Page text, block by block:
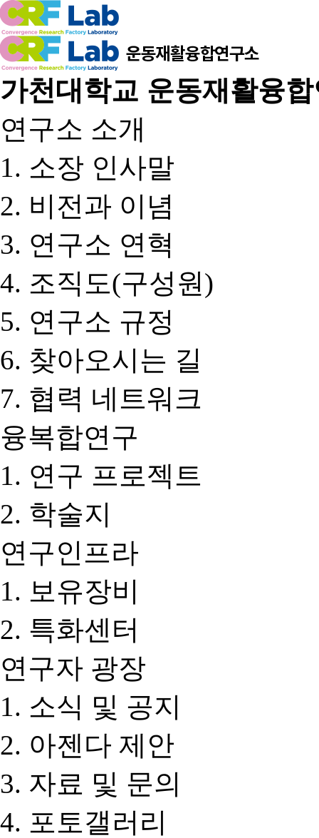
가천대학교 운동재활융
연구소 소개
소장 인사말
비전과 이념
연구소 연혁
조직도(구성원)
연구소 규정
찾아오시는 길
협력 네트워크
융복합연구
연구 프로젝트
학술지
연구인프라
보유장비
특화센터
연구자 광장
소식 및 공지
아젠다 제안
자료 및 문의
포토갤러리